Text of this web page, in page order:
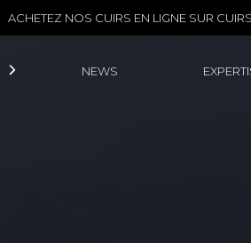
ACHETEZ NOS CUIRS EN LIGNE SUR
NEWS